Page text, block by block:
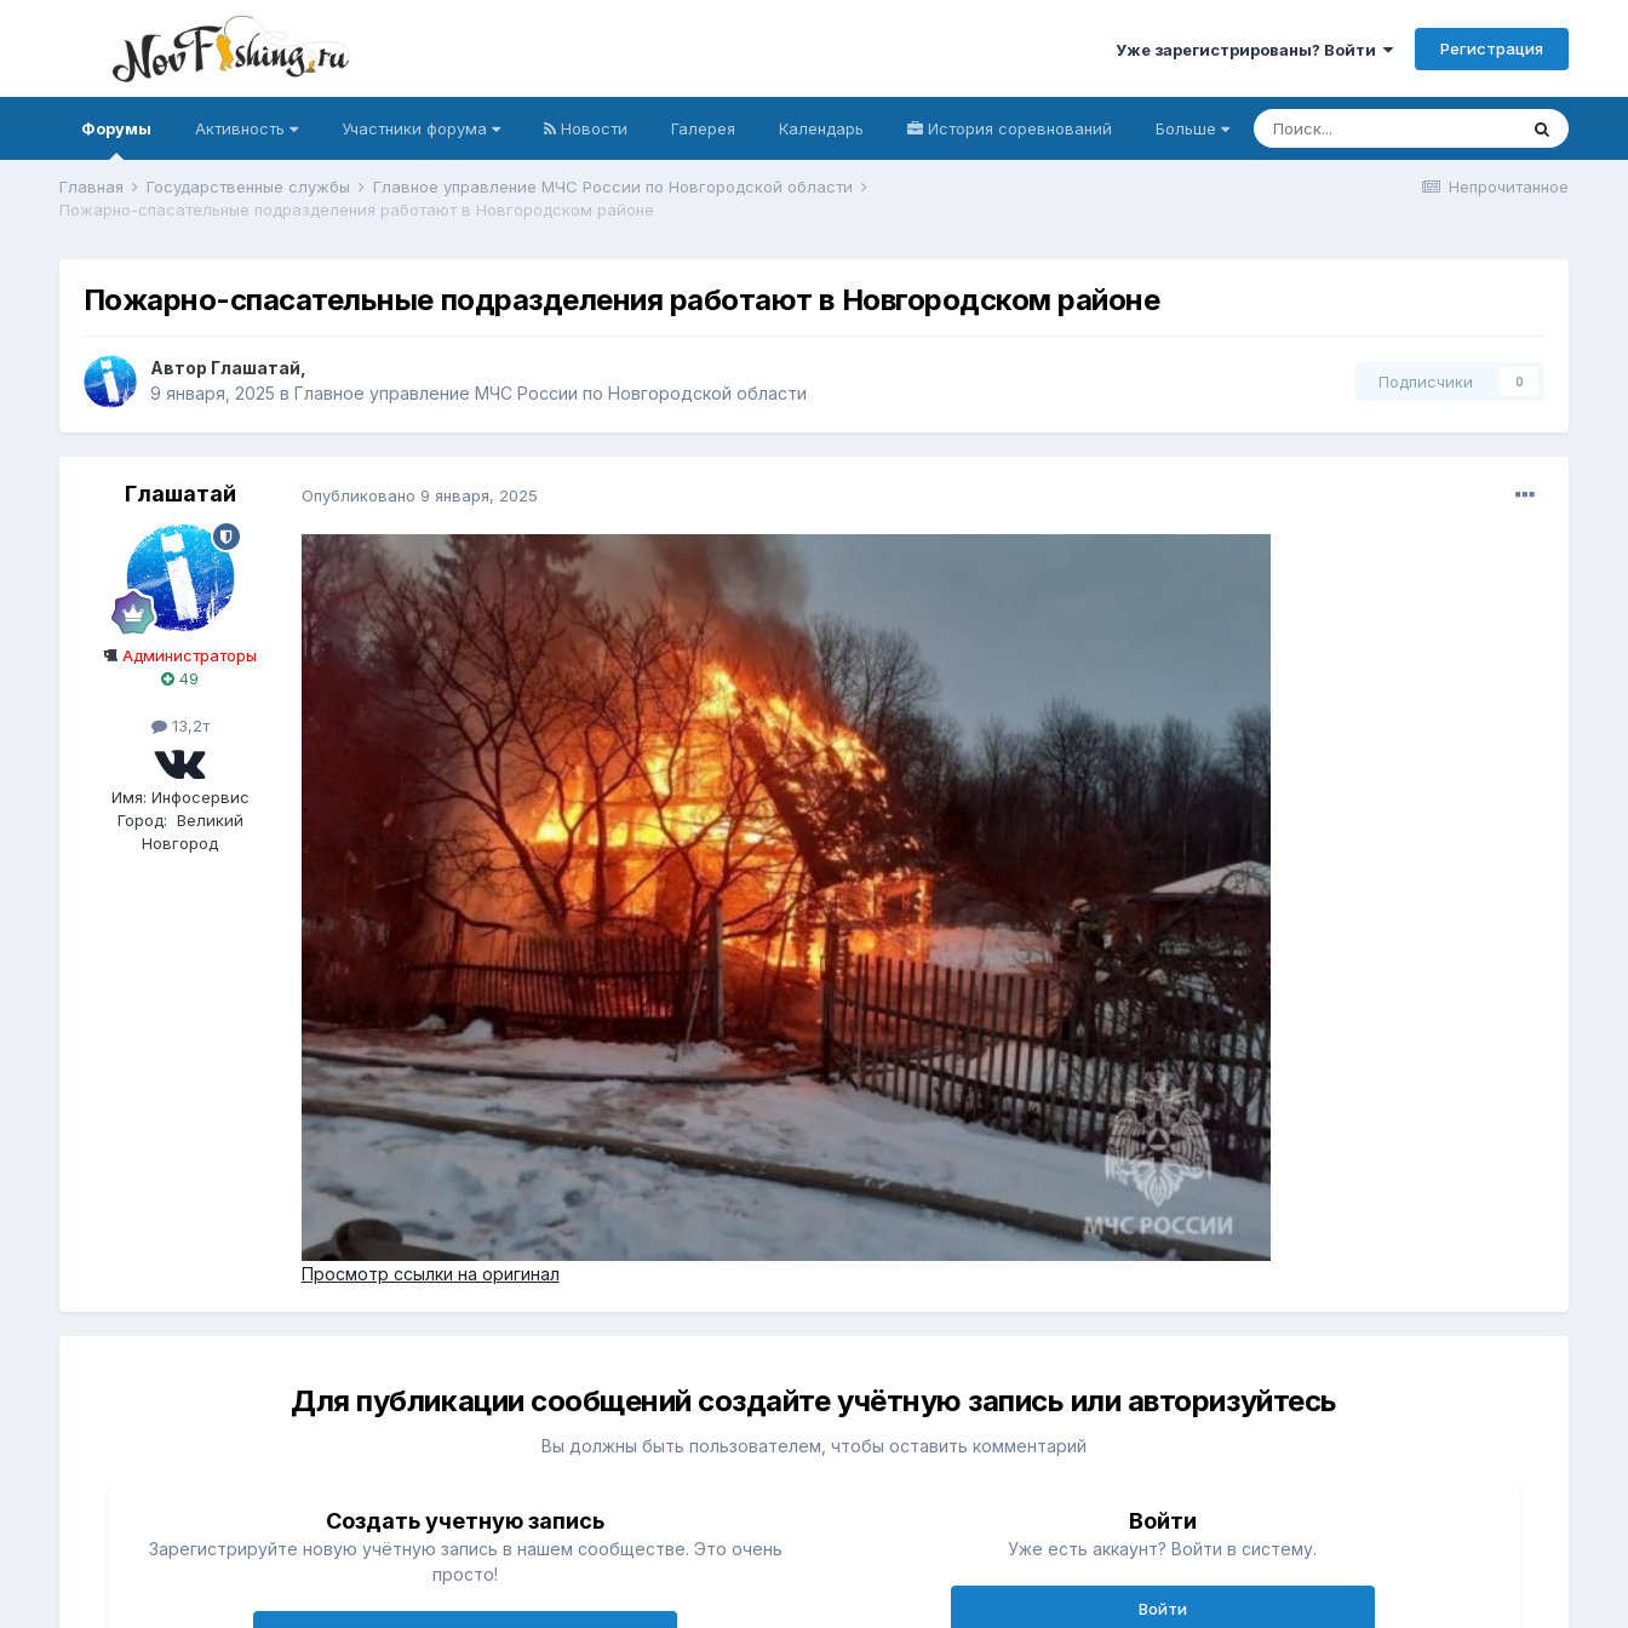
Уже зарегистрированы? Войти Регистрация
Форумы Активность Участники форума Новости Галерея Календарь История соревнований Больше
Непрочитанное
Главная Государственные службы
Главное управление МЧС России по Новгородской области
Пожарно-спасательные подразделения работают в Новгородском районе
Пожарно-спасательные подразделения работают в Новгородском районе
Автор Глашатай
9 января, 2025 в Главное управление МЧС России по Новгородской области
Подписчики 0
Глашатай
Администраторы
49
13,2т
Имя: Инфосервис
Город: Великий
Новгород
Опубликовано 9 января, 2025
Просмотр ссылки на оригинал
Для публикации сообщений создайте учётную запись или авторизуйтесь
Вы должны быть пользователем, чтобы оставить комментарий
Создать учетную запись
Зарегистрируйте новую учётную запись в нашем сообществе. Это очень
просто!
Войти
Уже есть аккаунт? Войти в систему.
Войти